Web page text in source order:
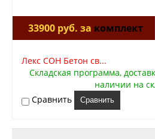
33900 руб. за комплект
Лекс СОН Бетон св...
Складская программа,
наличии на
Сравнить
Сравнить